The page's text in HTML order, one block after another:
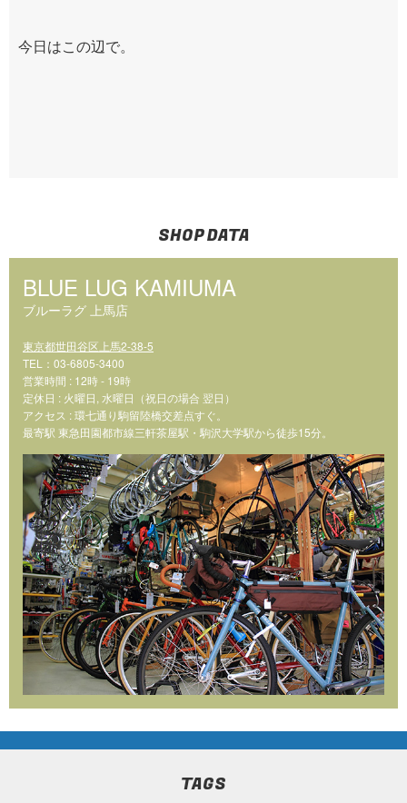
今日はこの辺で。
SHOP DATA
BLUE LUG KAMIUMA
ブルーラグ 上馬店
東京都世田谷区上馬2-38-5
TEL：03-6805-3400
営業時間 : 12時 - 19時
定休日 : 火曜日, 水曜日（祝日の場合 翌日）
アクセス : 環七通り駒留陸橋交差点すぐ。
最寄駅 東急田園都市線三軒茶屋駅・駒沢大学駅から徒歩15分。
TAGS